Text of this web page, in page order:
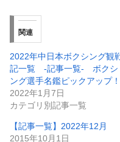
関連
2022年中日本ボクシング観
記一覧 -記事一覧- ボクシ
ング選手名鑑ピックアップ！
2022年1月7日
カテゴリ別記事一覧
【記事一覧】2022年12月
2015年10月1日